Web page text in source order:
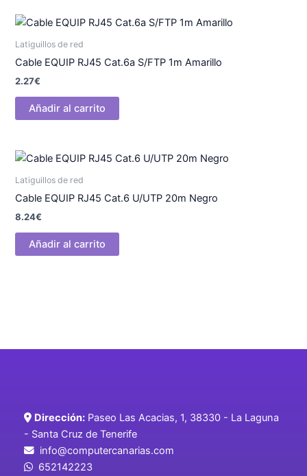
Latiguillos de red
Cable EQUIP RJ45 Cat.6a S/FTP 1m Amarillo
2.27€
Añadir al carrito
Latiguillos de red
Cable EQUIP RJ45 Cat.6 U/UTP 20m Negro
8.24€
Añadir al carrito
Dirección: Paseo Las Acacias, 1, 38330 - La Laguna
- Santa Cruz de Tenerife
info@computercanarias.com
652142223